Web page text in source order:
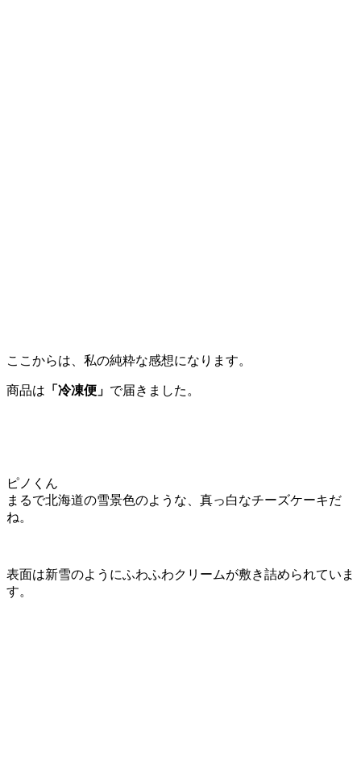
ここからは、私の純粋な感想になります。
商品は 「冷凍便」 で届きました。
ピノくん
まるで北海道の雪景色のような、真っ白なチーズケーキだ
ね。
表面は新雪のようにふわふわクリームが敷き詰められていま
す。